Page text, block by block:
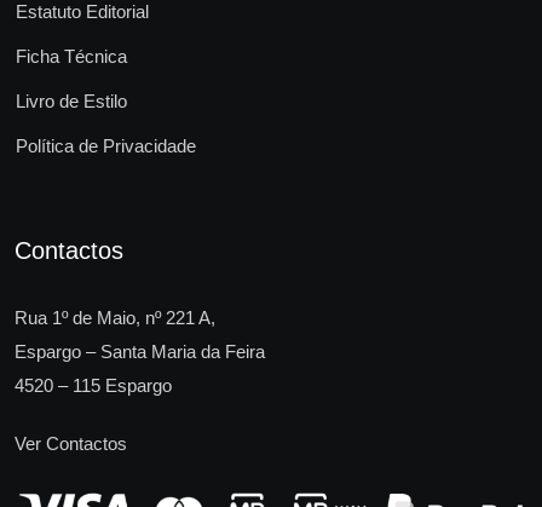
Estatuto Editorial
Ficha Técnica
Livro de Estilo
Política de Privacidade
Contactos
Rua 1º de Maio, nº 221 A,
Espargo – Santa Maria da Feira
4520 – 115 Espargo
Ver Contactos